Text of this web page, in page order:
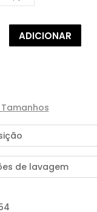
ADICIONAR
de lavagem